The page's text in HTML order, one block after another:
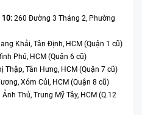
10: 260 Đường 3 Tháng 2, Phường
Khải, Tân Định, HCM (Quận 1 cũ)
Phú, HCM (Quận 6 cũ)
Thập, Tân Hưng, HCM (Quận 7 cũ)
Xóm Củi, HCM (Quận 8 cũ)
Thủ, Trung Mỹ Tây, HCM (Q.12